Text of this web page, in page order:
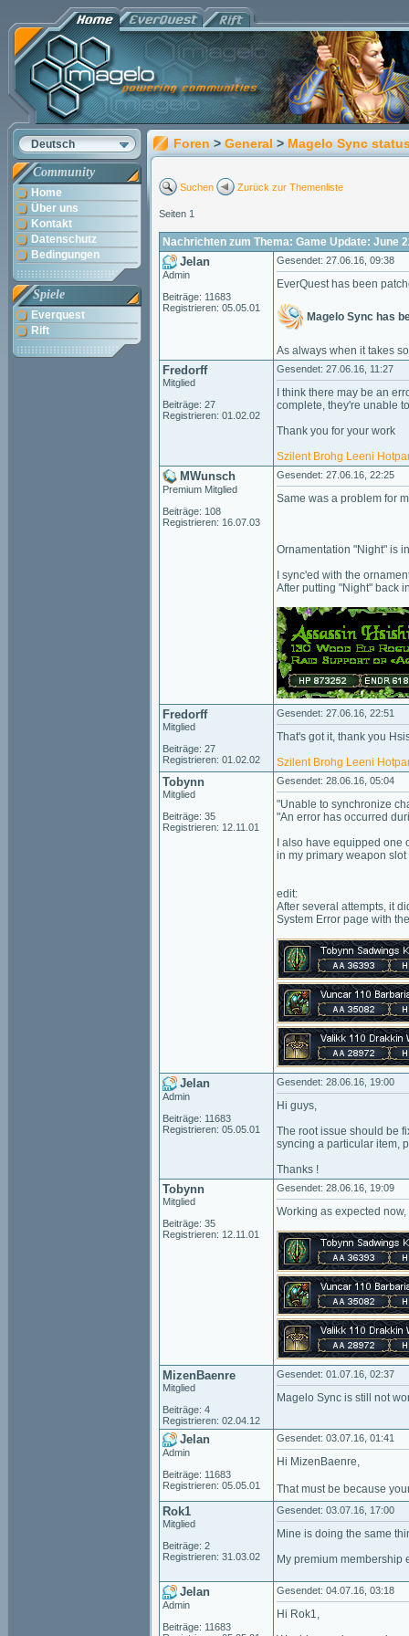
Deutsch
Community
Home
Über uns
Kontakt
Datenschutz
Bedingungen
Spiele
Everquest
Rift
Foren > General > Magelo Sync
Suchen Zurück zur Themenliste
Seiten 1
Nachrichten zum Thema: Game Update: June
Jelan
Admin
Beiträge: 11683
Registrieren: 05.05.01
Gesendet: 27.06.16, 09:38
EverQuest has been
Magelo Sync has
As always when it takes
Fredorff
Mitglied
Beiträge: 27
Registrieren: 01.02.02
Gesendet: 27.06.16, 11:27
I think there may be an
complete, they're unable
Thank you for your work
Szilent Brohg Leeni
MWunsch
Premium Mitglied
Beiträge: 108
Registrieren: 16.07.03
Gesendet: 27.06.16, 22:25
Same was a problem for
Ornamentation "Night" is
I sync'ed with the
After putting "Night" back
Fredorff
Mitglied
Beiträge: 27
Registrieren: 01.02.02
Gesendet: 27.06.16, 22:51
That's got it, thank you
Szilent Brohg Leeni
Tobynn
Mitglied
Beiträge: 35
Registrieren: 12.11.01
Gesendet: 28.06.16, 05:04
"Unable to synchronize
"An error has occurred
I also have equipped
in my primary weapon
edit:
After several attempts, it
System Error page with
Jelan
Admin
Beiträge: 11683
Registrieren: 05.05.01
Gesendet: 28.06.16, 19:00
Hi guys,
The root issue should be
syncing a particular item,
Thanks !
Tobynn
Mitglied
Beiträge: 35
Registrieren: 12.11.01
Gesendet: 28.06.16, 19:09
Working as expected
MizenBaenre
Mitglied
Beiträge: 4
Registrieren: 02.04.12
Gesendet: 01.07.16, 02:37
Magelo Sync is still not
Jelan
Admin
Beiträge: 11683
Registrieren: 05.05.01
Gesendet: 03.07.16, 01:41
Hi MizenBaenre,
That must be because
Rok1
Mitglied
Beiträge: 2
Registrieren: 31.03.02
Gesendet: 03.07.16, 17:00
Mine is doing the same
My premium membership
Jelan
Admin
Beiträge: 11683
Gesendet: 04.07.16, 03:18
Hi Rok1,